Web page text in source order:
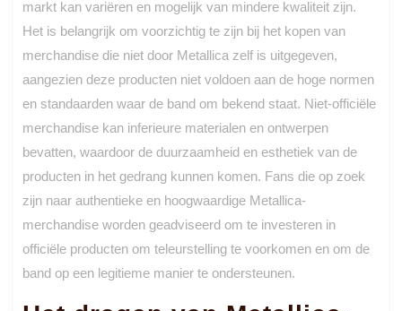
markt kan variëren en mogelijk van mindere kwaliteit zijn.
Het is belangrijk om voorzichtig te zijn bij het kopen van
merchandise die niet door Metallica zelf is uitgegeven,
aangezien deze producten niet voldoen aan de hoge normen
en standaarden waar de band om bekend staat. Niet-officiële
merchandise kan inferieure materialen en ontwerpen
bevatten, waardoor de duurzaamheid en esthetiek van de
producten in het gedrang kunnen komen. Fans die op zoek
zijn naar authentieke en hoogwaardige Metallica-
merchandise worden geadviseerd om te investeren in
officiële producten om teleurstelling te voorkomen en om de
band op een legitieme manier te ondersteunen.